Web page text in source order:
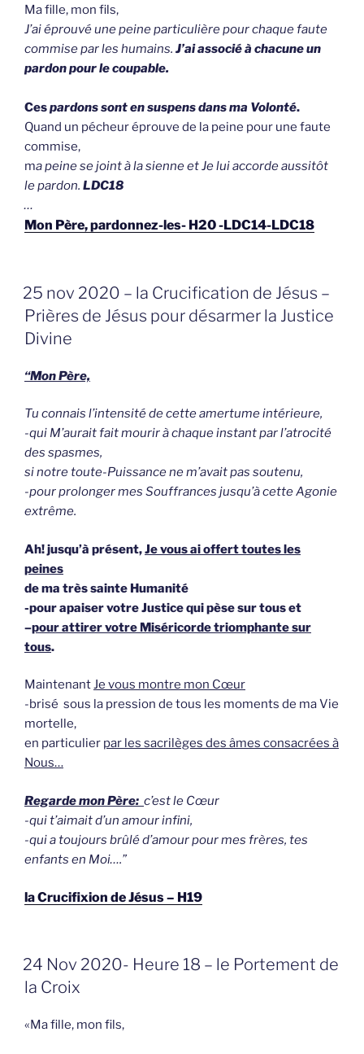
Ma fille, mon fils,
J’ai éprouvé une peine particulière pour chaque faute
commise par les humains. J’ai associé à chacune un
pardon pour le coupable.
Cespardons sont en suspens dans ma Volonté.
Quand un pécheur éprouve de la peine pour une faute
commise,
ma peine se joint à la sienne et Je lui accorde aussitôt
le pardon. LDC18
…
Mon Père, pardonnez-les- H20 -LDC14-LDC18
GEPLAATST
OP
25 nov 2020 – la Crucification de Jésus –
Prières de Jésus pour désarmer la Justice
Divine
“Mon Père,
Tu connais l’intensité de cette amertume intérieure,
-qui M’aurait fait mourir à chaque instant par l’atrocité
des spasmes,
si notre toute-Puissance ne m’avait pas soutenu,
-pour prolonger mes Souffrances jusqu’à cette Agonie
extrême.
Ah! jusqu’à présent,Je vous ai offert toutes les
peines
de ma très sainte Humanité
-pour apaiser votre Justice qui pèse sur tous et
–pour attirer votre Miséricorde triomphante sur
tous.
MaintenantJe vous montre mon Cœur
-brisé sous la pression de tous les moments de ma Vie
mortelle,
en particulier par les sacrilèges des âmes consacrées à
Nous…
Regarde mon Père: c’est le Cœur
-qui t’aimait d’un amour infini,
-qui a toujours brûlé d’amour pour mes frères, tes
enfants en Moi….”
la Crucifixion de Jésus – H19
GEPLAATST
OP
24 Nov 2020- Heure 18 – le Portement de
la Croix
«Ma fille, mon fils,